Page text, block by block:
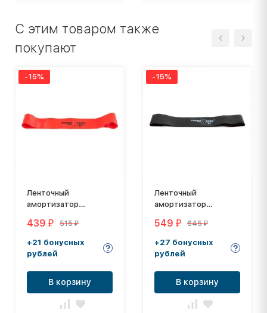
C этим товаром также
покупают
-15%
Ленточный
амортизатор
XL, цвет: красный
439 ₽ 515₽
+21 бонусных
рублей
В корзину
-15%
Ленточный
амортизатор
XL, цвет: черный
549 ₽ 645₽
+27 бонусных
рублей
В корзину